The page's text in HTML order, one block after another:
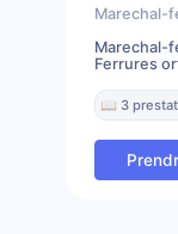
Marechal-
Ferrures
📖 3